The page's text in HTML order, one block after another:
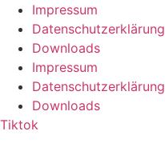
Impressum
Datenschutzerklärung
Downloads
Impressum
Datenschutzerklärung
Downloads
Tiktok